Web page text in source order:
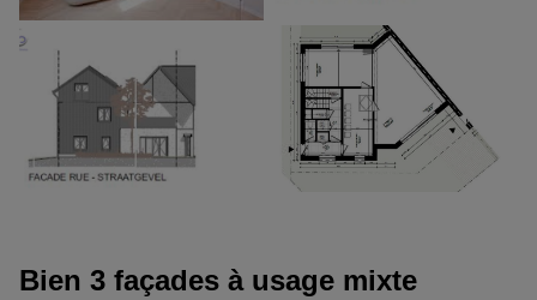
Bien 3 façades à usage mixte